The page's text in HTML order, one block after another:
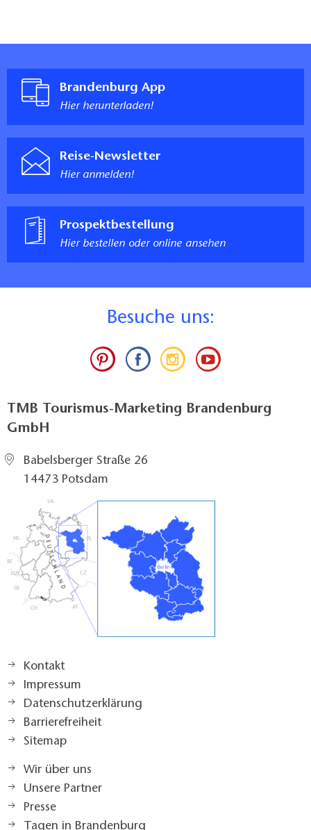
Brandenburg App
Hier herunterladen!
Reise-Newsletter
Hier anmelden!
Prospektbestellung
Hier bestellen oder online ansehen
Besuche uns:
TMB Tourismus-Marketing Brandenburg
GmbH
Babelsberger Straße 26
14473 Potsdam
Kontakt
Impressum
Datenschutzerklärung
Barrierefreiheit
Sitemap
Wir über uns
Unsere Partner
Presse
Tagen in Brandenburg